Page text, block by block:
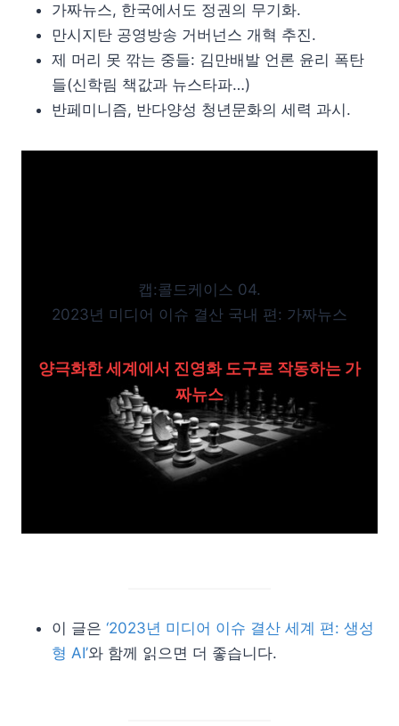
가짜뉴스, 한국에서도 정권의 무기화.
만시지탄 공영방송 거버넌스 개혁 추진.
제 머리 못 깎는 중들: 김만배발 언론 윤리 폭탄
들(신학림 책값과 뉴스타파…)
반페미니즘, 반다양성 청년문화의 세력 과시.
캡:콜드케이스 04.
2023년 미디어 이슈 결산 국내 편: 가짜뉴스
양극화한 세계에서 진영화 도구로 작동하는 가
짜뉴스
이 글은 ‘2023년 미디어 이슈 결산 세계 편: 생성
형 AI’와 함께 읽으면 더 좋습니다.